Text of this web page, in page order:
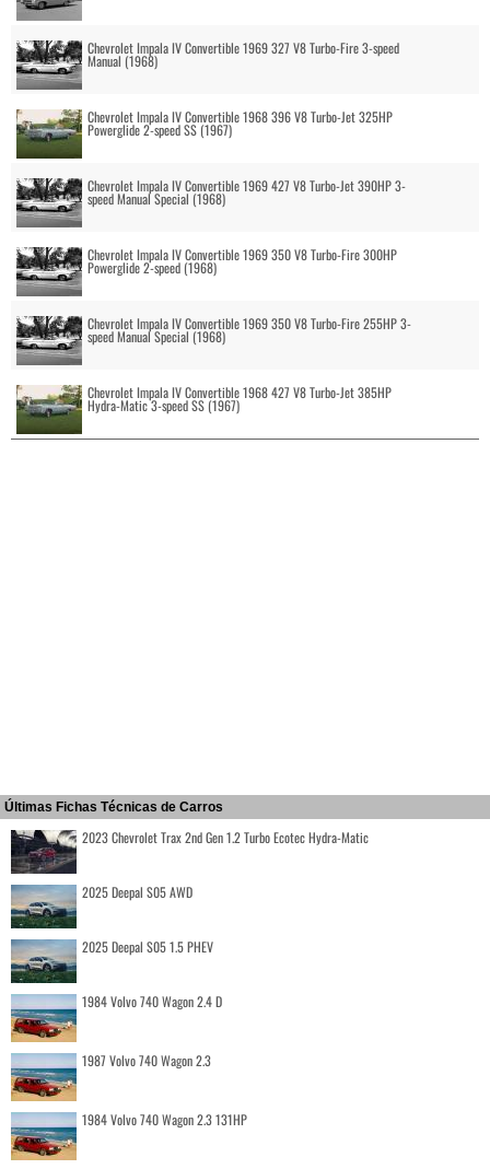
Chevrolet Impala IV Convertible 1969 327 V8 Turbo-Fire 3-speed
Manual (1968)
Chevrolet Impala IV Convertible 1968 396 V8 Turbo-Jet 325HP
Powerglide 2-speed SS (1967)
Chevrolet Impala IV Convertible 1969 427 V8 Turbo-Jet 390HP 3-
speed Manual Special (1968)
Chevrolet Impala IV Convertible 1969 350 V8 Turbo-Fire 300HP
Powerglide 2-speed (1968)
Chevrolet Impala IV Convertible 1969 350 V8 Turbo-Fire 255HP 3-
speed Manual Special (1968)
Chevrolet Impala IV Convertible 1968 427 V8 Turbo-Jet 385HP
Hydra-Matic 3-speed SS (1967)
Últimas Fichas Técnicas de Carros
2023 Chevrolet Trax 2nd Gen 1.2 Turbo Ecotec Hydra-Matic
2025 Deepal S05 AWD
2025 Deepal S05 1.5 PHEV
1984 Volvo 740 Wagon 2.4 D
1987 Volvo 740 Wagon 2.3
1984 Volvo 740 Wagon 2.3 131HP